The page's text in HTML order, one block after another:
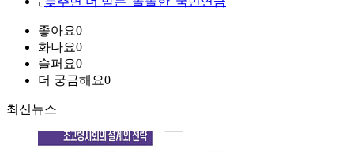
좋아요0
화나요0
슬퍼요0
더 궁금해요0
최신뉴스